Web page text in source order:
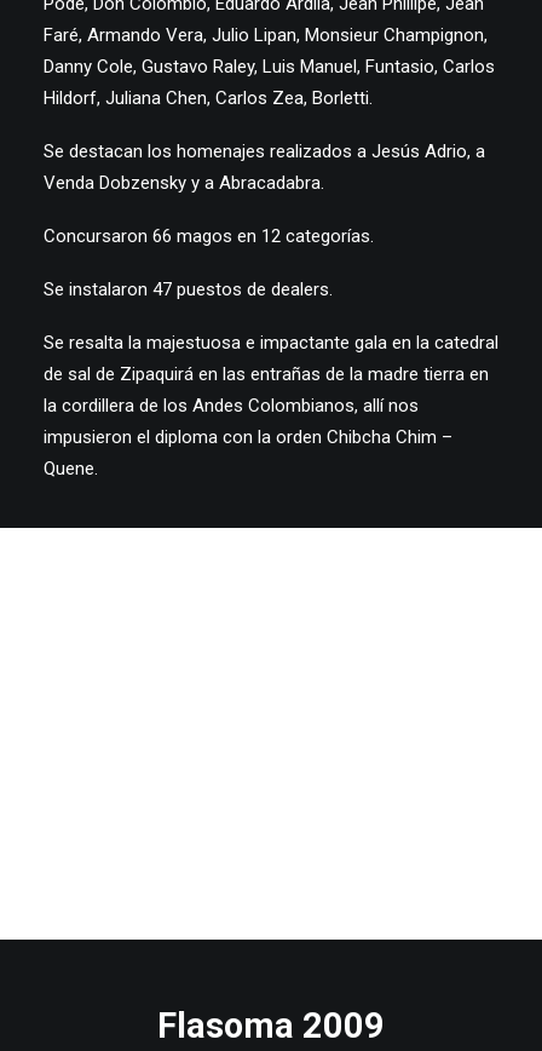
Faré, Armando Vera, Julio Lipan, Monsieur Champignon,
Danny Cole, Gustavo Raley, Luis Manuel, Funtasio, Carlos
Hildorf, Juliana Chen, Carlos Zea, Borletti.
Se destacan los homenajes realizados a Jesús Adrio, a
Venda Dobzensky y a Abracadabra.
Concursaron 66 magos en 12 categorías.
Se instalaron 47 puestos de dealers.
Se resalta la majestuosa e impactante gala en la catedral
de sal de Zipaquirá en las entrañas de la madre tierra en
la cordillera de los Andes Colombianos, allí nos
impusieron el diploma con la orden Chibcha Chim –
Quene.
Flasoma 2009